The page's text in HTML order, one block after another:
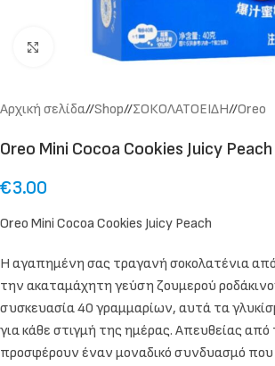
Click to enlarge
Αρχική σελίδα/ Shop/ ΣΟΚΟΛΑΤΟΕΙΔΗ/ Oreo
Oreo Mini Cocoa Cookies Juicy
€3.00
Oreo Mini Cocoa Cookies Juicy Peach
Η αγαπημένη σας τραγανή σοκολατένια
την ακαταμάχητη γεύση ζουμερού
συσκευασία 40 γραμμαρίων, αυτά τα
για κάθε στιγμή της ημέρας. Απευθείας
προσφέρουν έναν μοναδικό συνδυασμό που